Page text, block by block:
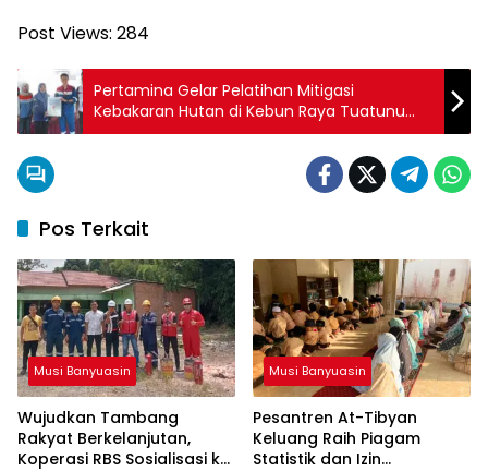
Post Views: 284
Pertamina Gelar Pelatihan Mitigasi
Kebakaran Hutan di Kebun Raya Tuatunu
Pangkalpinang
Pos Terkait
Musi Banyuasin
Wujudkan Tambang
Rakyat Berkelanjutan,
Koperasi RBS Sosialisasi ke
Musi Banyuasin
Pesantren At-Tibyan
Keluang Raih Piagam
Statistik dan Izin